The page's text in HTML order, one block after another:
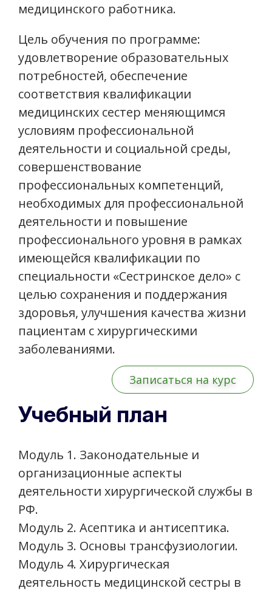
медицинского работника.
Цель обучения по программе:
удовлетворение образовательных
потребностей, обеспечение
соответствия квалификации
медицинских сестер меняющимся
условиям профессиональной
деятельности и социальной среды,
совершенствование
профессиональных компетенций,
необходимых для профессиональной
деятельности и повышение
профессионального уровня в рамках
имеющейся квалификации по
специальности «Сестринское дело» с
целью сохранения и поддержания
здоровья, улучшения качества жизни
пациентам с хирургическими
заболеваниями.
Записаться на курс
Учебный план
Модуль 1. Законодательные и
организационные аспекты
деятельности хирургической службы в
РФ.
Модуль 2. Асептика и антисептика.
Модуль 3. Основы трансфузиологии.
Модуль 4. Хирургическая
деятельность медицинской сестры в